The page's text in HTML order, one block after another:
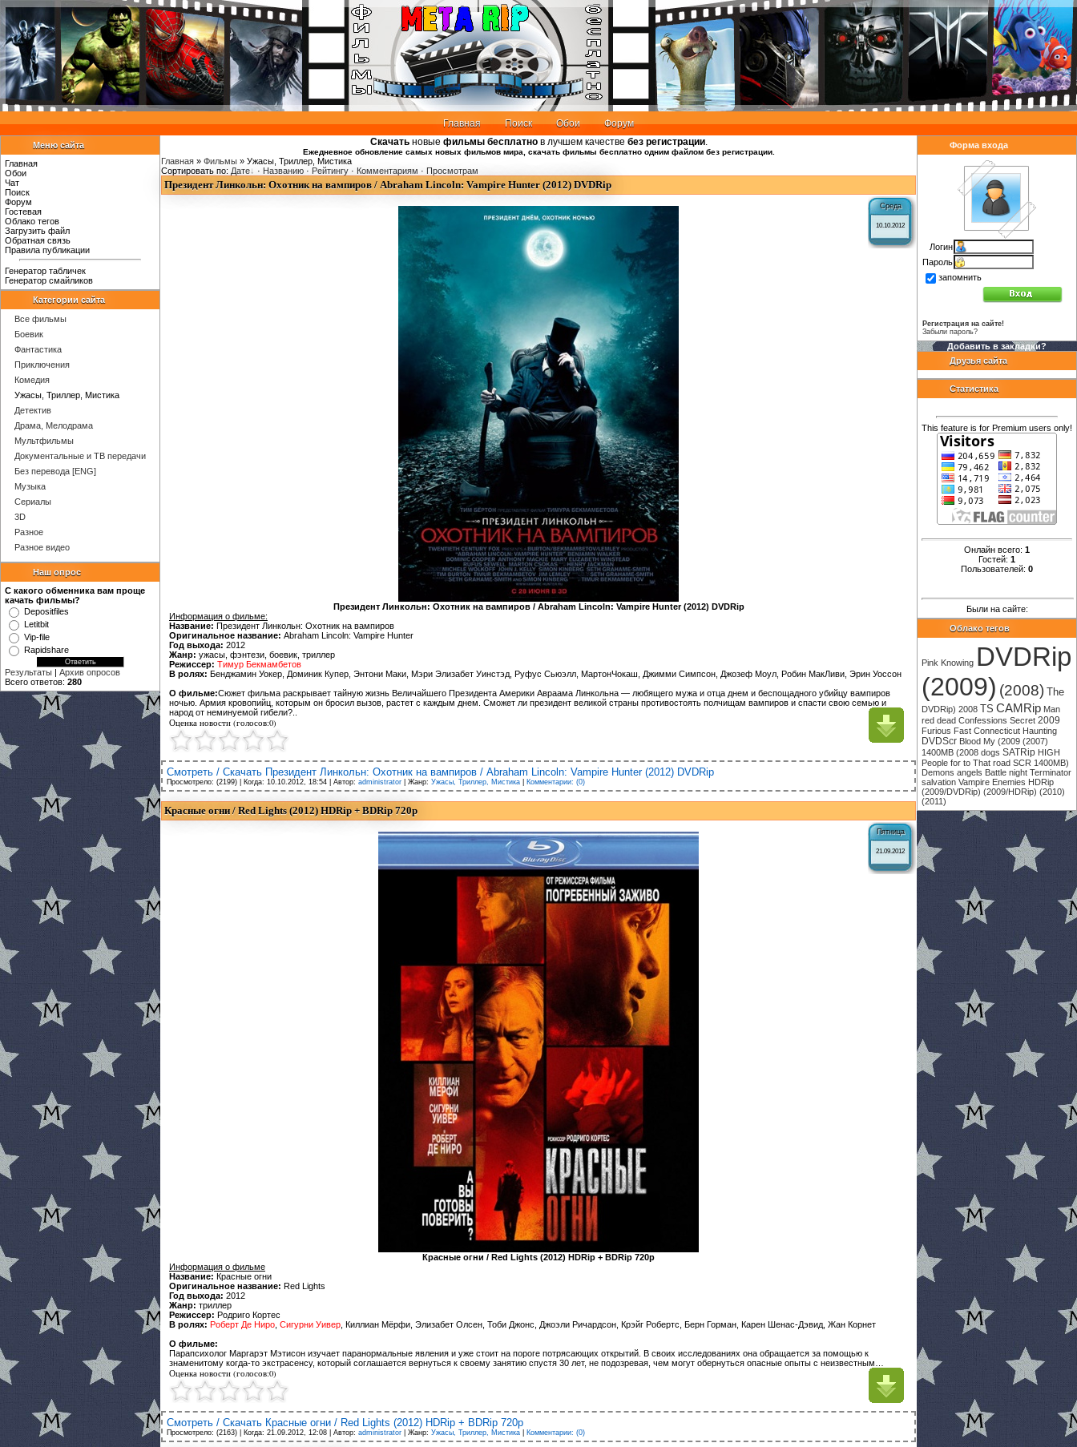
Главная Поиск Обои Форум
Меню сайта
Главная
Обои
Чат
Поиск
Форум
Гостевая
Облако тегов
Загрузить файл
Обратная связь
Правила публикации
Генератор табличек
Генератор смайликов
Категории сайта
Все фильмы
Боевик
Фантастика
Приключения
Комедия
Ужасы, Триллер, Мистика
Детектив
Драма, Мелодрама
Мультфильмы
Документальные и ТВ передачи
Без перевода [ENG]
Музыка
Сериалы
3D
Разное
Разное видео
Наш опрос
С какого обменника вам проще
качать фильмы?
Depositfiles
Letitbit
Vip-file
Rapidshare
Результаты | Архив опросов
Всего ответов: 280
Скачатьновые фильмы бесплатнов лучшем качестве без регистрации.
Ежедневное обновление самых новых фильмов мира, скачать фильмы бесплатно одним файлом без регистрации.
Главная » Фильмы » Ужасы, Триллер, Мистика
Сортировать по: Дате · Названию · Рейтингу · Комментариям · Просмотрам
Президент Линкольн: Охотник на вампиров / Abraham Lincoln: Vampire Hunter (2012) DVDRip
Среда
10.10.2012
Президент Линкольн: Охотник на вампиров / Abraham Lincoln: Vampire Hunter (2012) DVDRip
Информация о фильме:
Название: Президент Линкольн: Охотник на вампиров
Оригинальное название: Abraham Lincoln: Vampire Hunter
Год выхода: 2012
Жанр: ужасы, фэнтези, боевик, триллер
Режиссер: Тимур Бекмамбетов
В ролях: Бенджамин Уокер, Доминик Купер, Энтони Маки, Мэри Элизабет Уинстэд, Руфус Сьюэлл, МартонЧокаш, Джимми Симпсон, Джозеф Моул, Робин МакЛиви, Эрин Уоссон
О фильме:Сюжет фильма раскрывает тайную жизнь Величайшего Президента Америки Авраама Линкольна — любящего мужа и отца днем и беспощадного убийцу вампиров
ночью. Армия кровопийц, которым он бросил вызов, растет с каждым днем. Сможет ли президент великой страны противостоять полчищам вампиров и спасти свою семью и
народ от неминуемой гибели?..
Оценка новости (голосов:0)
Смотреть / Скачать Президент Линкольн: Охотник на вампиров / Abraham Lincoln: Vampire Hunter (2012) DVDRip
Просмотрело: (2199) | Когда: 10.10.2012, 18:54 | Автор: administrator | Жанр: Ужасы, Триллер, Мистика Комментарии: (0)
Красные огни / Red Lights (2012) HDRip + BDRip 720p
Пятница
21.09.2012
Красные огни / Red Lights (2012) HDRip + BDRip 720p
Информация о фильме
Название: Красные огни
Оригинальное название: Red Lights
Год выхода: 2012
Жанр: триллер
Режиссер: Родриго Кортес
В ролях: Роберт Де Ниро Сигурни Уивер , Киллиан Мёрфи, Элизабет Олсен, Тоби Джонс, Джоэли Ричардсон, Крэйг Робертс, Берн Горман, Карен Шенас-Дэвид, Жан Корнет
О фильме:
Парапсихолог Маргарэт Мэтисон изучает паранормальные явления и уже стоит на пороге потрясающих открытий. В своих исследованиях она обращается за помощью к
знаменитому когда-то экстрасенсу, который соглашается вернуться к своему занятию спустя 30 лет, не подозревая, чем могут обернуться опасные опыты с неизвестным…
Оценка новости (голосов:0)
Смотреть / Скачать Красные огни / Red Lights (2012) HDRip + BDRip 720p
Просмотрело: (2163) | Когда: 21.09.2012, 12:08 | Автор: administrator | Жанр: Ужасы, Триллер, Мистика Комментарии: (0)
Форма входа
Логин
Пароль
запомнить
Регистрация на сайте!
Забыли пароль?
Добавить в закладки?
Друзья сайта
Статистика
This feature is for Premium users only!
Онлайн всего: 1
Гостей: 1
Пользователей: 0
Были на сайте:
Облако тегов
Pink Knowing DVDRip
(2009) (2008) The
DVDRip) 2008 TS CAMRip Man
red dead Confessions Secret 2009
Furious Fast Connecticut Haunting
DVDScr Blood My (2009 (2007)
1400MB (2008 dogs SATRip HIGH
People for to That road SCR 1400MB)
Demons angels Battle night Terminator
salvation Vampire Enemies HDRip
(2009/DVDRip) (2009/HDRip) (2010)
(2011)